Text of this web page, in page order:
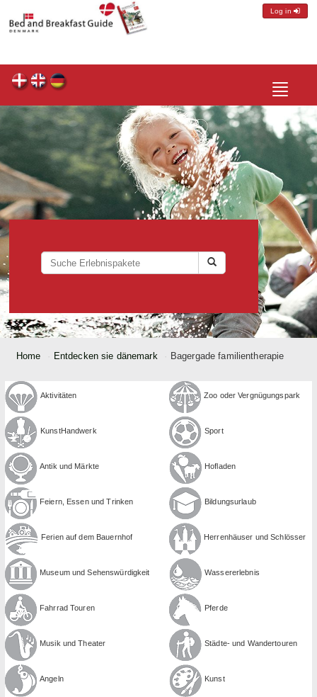
Log in
Toggle
Home Entdecken sie dänemark Bagergade familientherapie
Aktivitäten Zoo oder Ver­gnügungspark
Kunst­Handwerk Sport
Antik und Märkte Hofladen
Feiern, Essen und Trinken Bildungs­urlaub
Ferien auf dem Bauernhof Herrenhäuser und Schlösser
Museum und Sehens­würdigkeit Wasser­erlebnis
Fahrrad Touren Pferde
Musik und Theater Städte- und Wandertouren
Angeln Kunst